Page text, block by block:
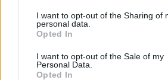
not limited to your visit or usage
grant or deny consent to Google and
use your data for below specified
consent section.
I want to opt-out of the Sharing of
personal data.
Opted In
I want to opt-out of the Sale of my
Personal Data.
Opted In